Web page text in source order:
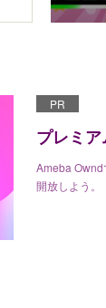
PR
プレミ
Ameba Ownd
開放しよう。